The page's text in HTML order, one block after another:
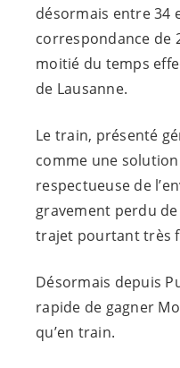
désormais entre 34
correspondance de
moitié du temps
de Lausanne.
Le train, présenté
comme une
respectueuse de
gravement perdu
trajet pourtant très
Désormais depuis
rapide de gagner
qu’en train.